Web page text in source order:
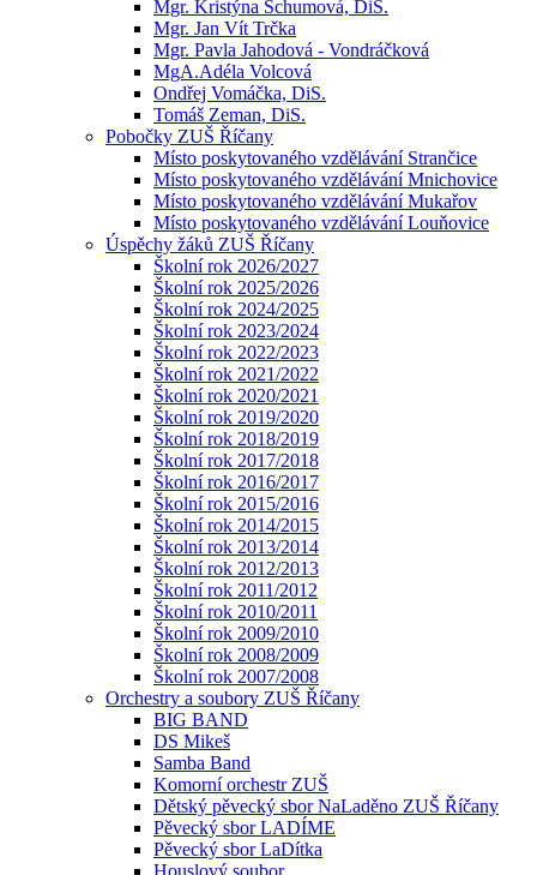
Mgr. Kristýna Schumová, DiS.
Mgr. Jan Vít Trčka
Mgr. Pavla Jahodová - Vondráčková
MgA.Adéla Volcová
Ondřej Vomáčka, DiS.
Tomáš Zeman, DiS.
Pobočky ZUŠ Říčany
Místo poskytovaného vzdělávání Strančice
Místo poskytovaného vzdělávání Mnichovice
Místo poskytovaného vzdělávání Mukařov
Místo poskytovaného vzdělávání Louňovice
Úspěchy žáků ZUŠ Říčany
Školní rok 2026/2027
Školní rok 2025/2026
Školní rok 2024/2025
Školní rok 2023/2024
Školní rok 2022/2023
Školní rok 2021/2022
Školní rok 2020/2021
Školní rok 2019/2020
Školní rok 2018/2019
Školní rok 2017/2018
Školní rok 2016/2017
Školní rok 2015/2016
Školní rok 2014/2015
Školní rok 2013/2014
Školní rok 2012/2013
Školní rok 2011/2012
Školní rok 2010/2011
Školní rok 2009/2010
Školní rok 2008/2009
Školní rok 2007/2008
Orchestry a soubory ZUŠ Říčany
BIG BAND
DS Mikeš
Samba Band
Komorní orchestr ZUŠ
Dětský pěvecký sbor NaLaděno ZUŠ Říčany
Pěvecký sbor LADÍME
Pěvecký sbor LaDítka
Houslový soubor